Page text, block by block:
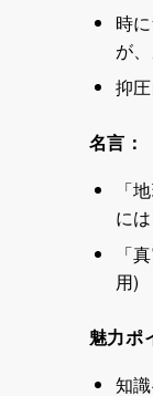
時
が
抑
名言：
「
に
「
用)
魅力ポ
知